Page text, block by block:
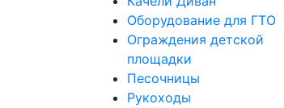
Оборудование для ГТО
Ограждения детской
площадки
Песочницы
Рукоходы